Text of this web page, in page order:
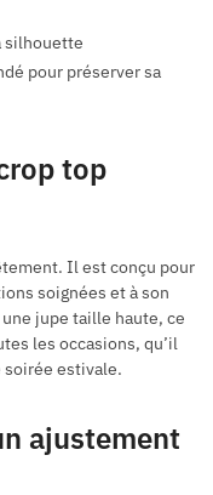
silhouette
pour préserver sa
top
Il est conçu pour
soignées et à son
jupe taille haute, ce
les occasions, qu’il
soirée estivale.
ajustement